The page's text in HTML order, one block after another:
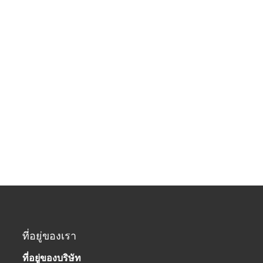
ที่อยู่ของเรา
ที่อยู่ของบริษัท